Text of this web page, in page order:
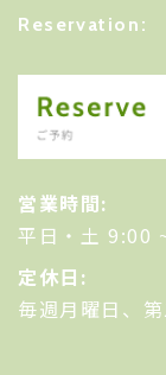
Reservation:
営業時間:
平日・土 9:00
定休日:
毎週月曜日、